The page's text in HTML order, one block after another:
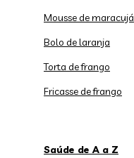
Mousse de maracujá
Bolo de laranja
Torta de frango
Fricasse de frango
Saúde de A a Z